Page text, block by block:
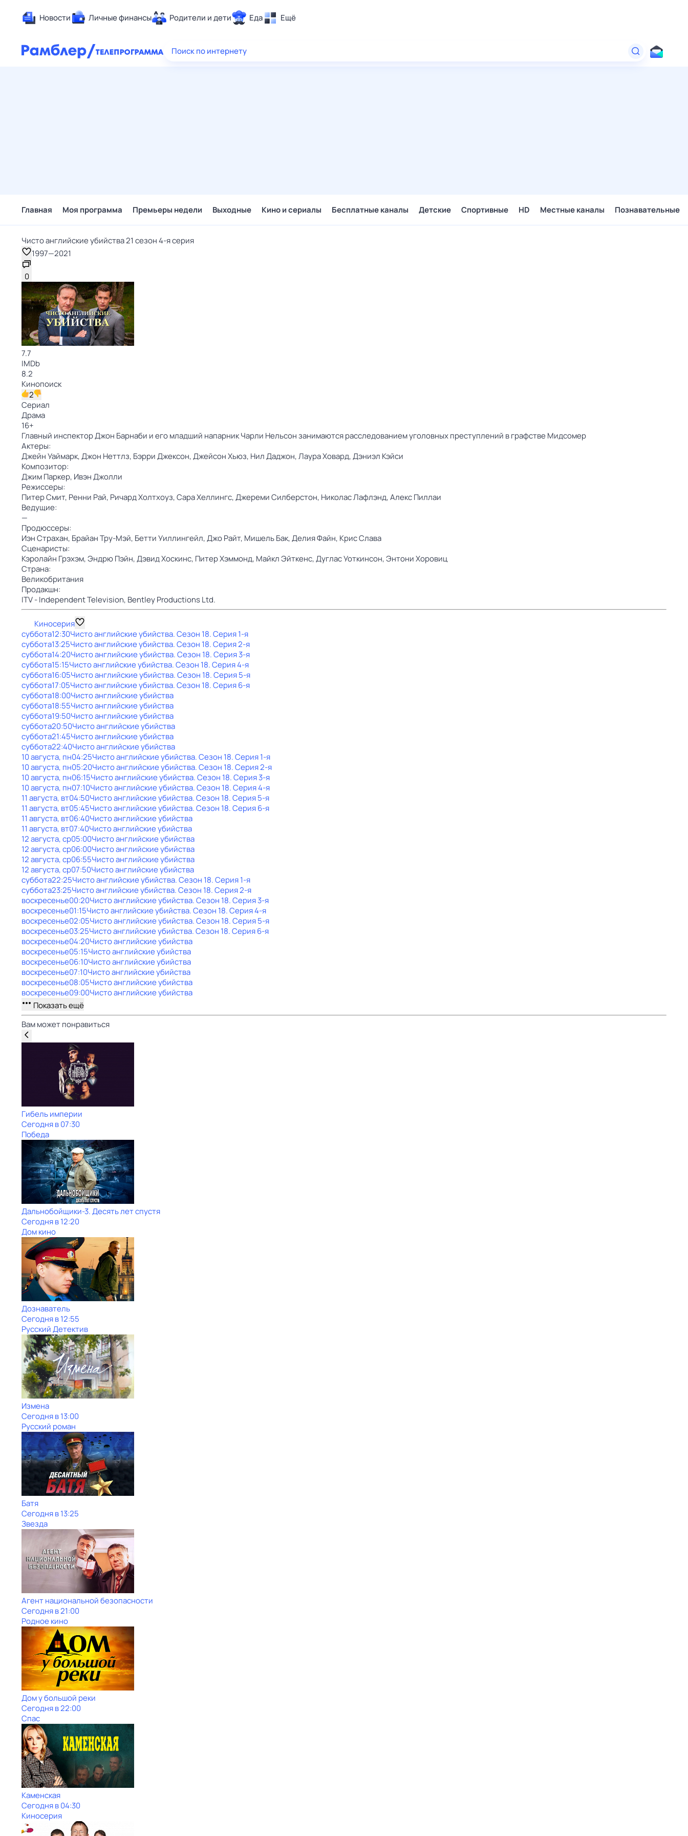
Новости Личные финансы Родители и дети Еда Ещё
Здоровье
Поиск по интернету
Главная Моя программа Премьеры недели Выходные Кино и сериалы Бесплатные каналы Детские Спортивные HD Местные каналы Познавательные
Чисто английские убийства 21 сезон 4-я серия
1997—2021
0
7.7
IMDb
8.2
Кинопоиск
2
Сериал
Драма
16+
Главный инспектор Джон Барнаби и его младший напарник Чарли Нельсон занимаются расследованием уголовных преступлений в графстве Мидсомер
Актеры:
Джейн Уаймарк,Джон Неттлз, Бэрри Джексон,Джейсон Хьюз, Нил Даджон,Лаура Ховард,Дэниэл Кэйси
Композитор:
Джим Паркер, Ивэн Джолли
Режиссеры:
Питер Смит, Ренни Рай, Ричард Холтхоуз,Сара Хеллингс,Джереми Силберстон, Николас Лафлэнд,Алекс Пиллаи
Ведущие:
—
Продюссеры:
Иэн Страхан, Брайан Тру-Мэй, Бетти Уиллингейл,Джо Райт, Мишель Бак,Делия Файн, Крис Слава
Сценаристы:
Кэролайн Грэхэм,Эндрю Пэйн,Дэвид Хоскинс, Питер Хэммонд, Майкл Эйткенс,Дуглас Уоткинсон,Энтони Хоровиц
Страна:
Великобритания
Продакшн:
ITV - Independent Television, Bentley Productions Ltd.
Киносерия
суббота12:30Чисто английские убийства. Сезон 18. Серия 1-я
суббота13:25Чисто английские убийства. Сезон 18. Серия 2-я
суббота14:20Чисто английские убийства. Сезон 18. Серия 3-я
суббота15:15Чисто английские убийства. Сезон 18. Серия 4-я
суббота16:05Чисто английские убийства. Сезон 18. Серия 5-я
суббота17:05Чисто английские убийства. Сезон 18. Серия 6-я
суббота18:00Чисто английские убийства
суббота18:55Чисто английские убийства
суббота19:50Чисто английские убийства
суббота20:50Чисто английские убийства
суббота21:45Чисто английские убийства
суббота22:40Чисто английские убийства
10 августа, пн04:25Чисто английские убийства. Сезон 18. Серия 1-я
10 августа, пн05:20Чисто английские убийства. Сезон 18. Серия 2-я
10 августа, пн06:15Чисто английские убийства. Сезон 18. Серия 3-я
10 августа, пн07:10Чисто английские убийства. Сезон 18. Серия 4-я
11 августа, вт04:50Чисто английские убийства. Сезон 18. Серия 5-я
11 августа, вт05:45Чисто английские убийства. Сезон 18. Серия 6-я
11 августа, вт06:40Чисто английские убийства
11 августа, вт07:40Чисто английские убийства
12 августа, ср05:00Чисто английские убийства
12 августа, ср06:00Чисто английские убийства
12 августа, ср06:55Чисто английские убийства
12 августа, ср07:50Чисто английские убийства
суббота22:25Чисто английские убийства. Сезон 18. Серия 1-я
суббота23:25Чисто английские убийства. Сезон 18. Серия 2-я
воскресенье00:20Чисто английские убийства. Сезон 18. Серия 3-я
воскресенье01:15Чисто английские убийства. Сезон 18. Серия 4-я
воскресенье02:05Чисто английские убийства. Сезон 18. Серия 5-я
воскресенье03:25Чисто английские убийства. Сезон 18. Серия 6-я
воскресенье04:20Чисто английские убийства
воскресенье05:15Чисто английские убийства
воскресенье06:10Чисто английские убийства
воскресенье07:10Чисто английские убийства
воскресенье08:05Чисто английские убийства
воскресенье09:00Чисто английские убийства
Показать ещё
Вам может понравиться
Гибель империи
Сегодня в 07:30
Победа
Дальнобойщики-3. Десять лет спустя
Сегодня в 12:20
Дом кино
Дознаватель
Сегодня в 12:55
Русский Детектив
Измена
Сегодня в 13:00
Русский роман
Батя
Сегодня в 13:25
Звезда
Агент национальной безопасности
Сегодня в 21:00
Родное кино
Дом у большой реки
Сегодня в 22:00
Спас
Каменская
Сегодня в 04:30
Киносерия